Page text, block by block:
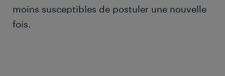
moins susceptibles de postuler une nouvelle
fois.